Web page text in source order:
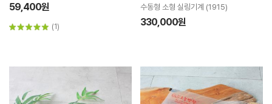
59,400원
(1)
수동형 소형 실링기계 (1915)
330,000원